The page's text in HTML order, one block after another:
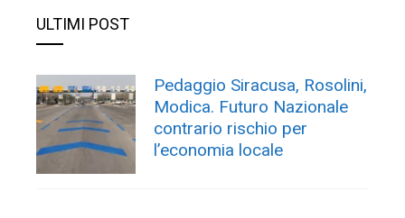
ULTIMI POST
Pedaggio Siracusa, Rosolini,
Modica. Futuro Nazionale
contrario rischio per
l’economia locale